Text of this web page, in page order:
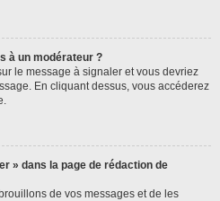
à un modérateur ?
le message à signaler et vous devriez
En cliquant dessus, vous accéderez
» dans la page de rédaction de
de vos messages et de les